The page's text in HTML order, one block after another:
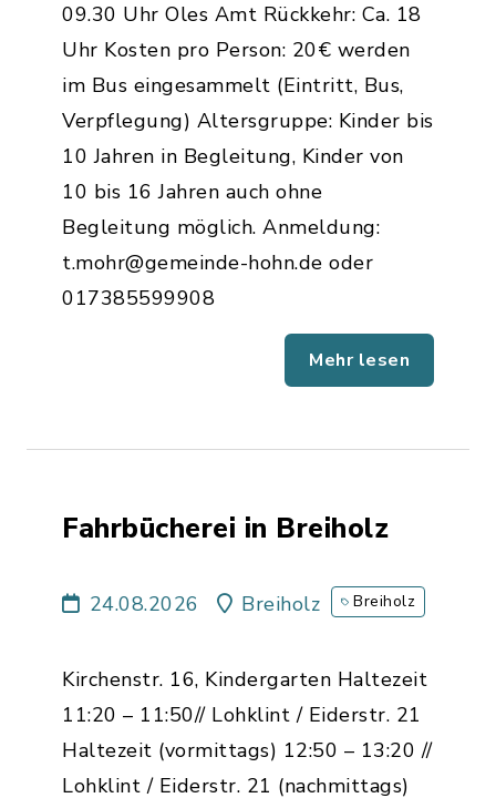
09.30 Uhr Oles Amt Rückkehr: Ca. 18
Uhr Kosten pro Person: 20€ werden
im Bus eingesammelt (Eintritt, Bus,
Verpflegung) Altersgruppe: Kinder bis
10 Jahren in Begleitung, Kinder von
10 bis 16 Jahren auch ohne
Begleitung möglich. Anmeldung:
t.mohr@gemeinde-hohn.de oder
017385599908
Mehr lesen
Fahrbücherei in Breiholz
24.08.2026 Breiholz Breiholz
Kirchenstr. 16, Kindergarten Haltezeit
11:20 – 11:50// Lohklint / Eiderstr. 21
Haltezeit (vormittags) 12:50 – 13:20 //
Lohklint / Eiderstr. 21 (nachmittags)